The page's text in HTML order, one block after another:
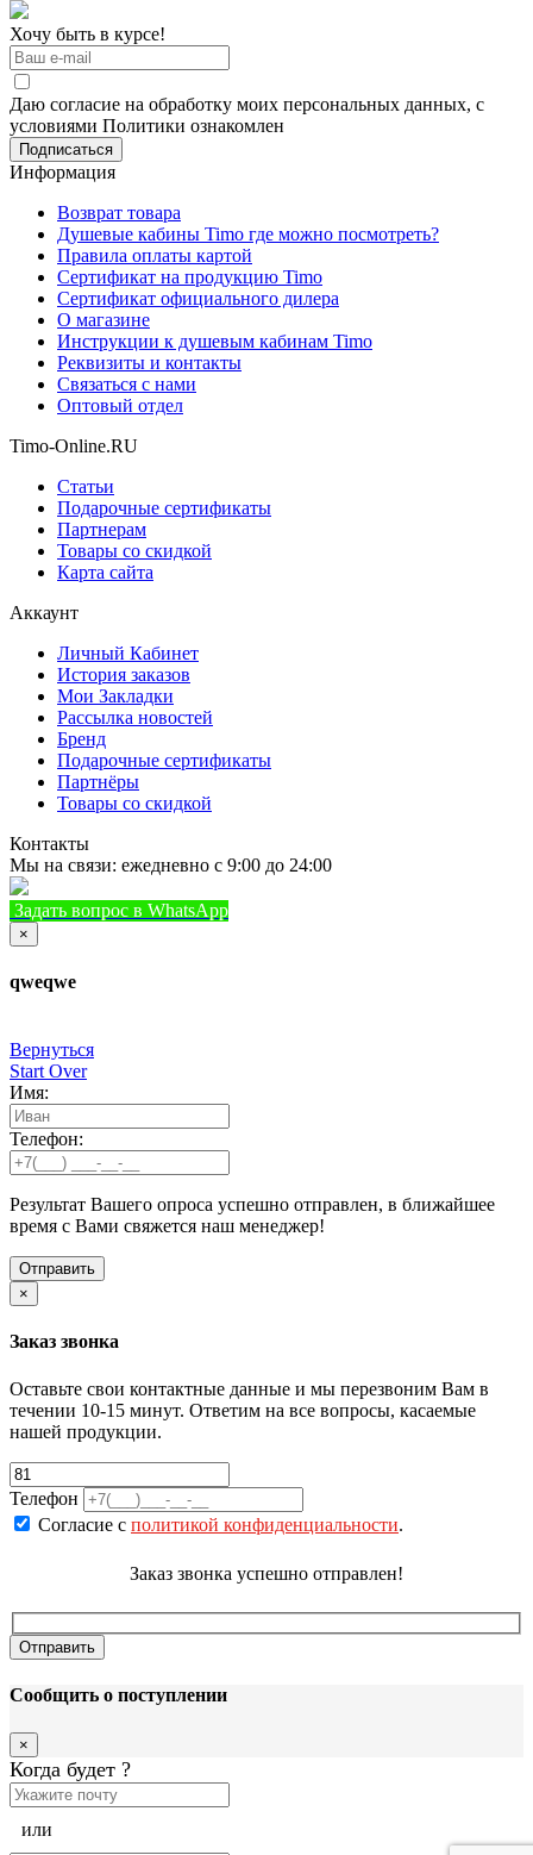
Хочу быть в курсе!
Даю согласие на обработку моих персональных данных, с
условиями Политики ознакомлен
Информация
Возврат товара
Душевые кабины Timo где можно посмотреть?
Правила оплаты картой
Сертификат на продукцию Timo
Сертификат официального дилера
О магазине
Инструкции к душевым кабинам Timo
Реквизиты и контакты
Связаться с нами
Оптовый отдел
Timo-Online.RU
Статьи
Подарочные сертификаты
Партнерам
Товары со скидкой
Карта сайта
Аккаунт
Личный Кабинет
История заказов
Мои Закладки
Рассылка новостей
Бренд
Подарочные сертификаты
Партнёры
Товары со скидкой
Контакты
Мы на связи: ежедневно с 9:00 до 24:00
Задать вопрос в WhatsApp
×
qweqwe
Вернуться
Start Over
Имя:
Телефон:
Результат Вашего опроса успешно отправлен, в ближайшее
время с Вами свяжется наш менеджер!
×
Заказ звонка
Оставьте свои контактные данные и мы перезвоним Вам в
течении 10-15 минут. Ответим на все вопросы, касаемые
нашей продукции.
Телефон
Согласие с политикой конфиденциальности.
Заказ звонка успешно отправлен!
Сообщить о поступлении
×
Когда будет ?
или